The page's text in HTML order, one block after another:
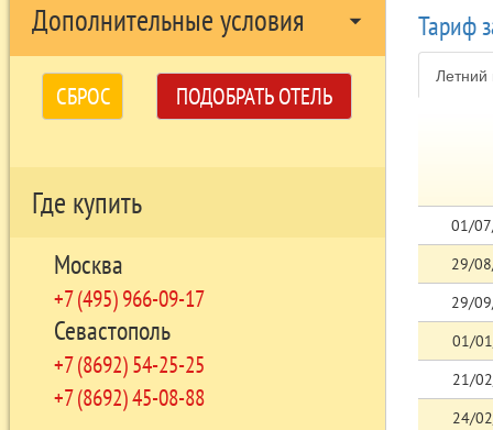
Дополнительные условия arrow_drop_down
СБРОС ПОДОБРАТЬ ОТЕЛЬ
Где купить
Москва
+7 (495) 966-09-17
Севастополь
+7 (8692) 54-25-25
+7 (8692) 45-08-88
Тариф
Летний
01/
29/
29/
01/
21/
24/